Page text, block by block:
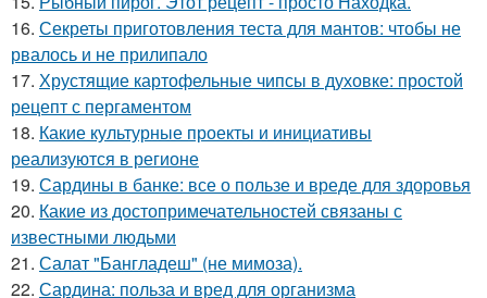
16. Секреты приготовления теста для мантов: чтобы не
рвалось и не прилипало
17. Хрустящие картофельные чипсы в духовке: простой
рецепт с пергаментом
18. Какие культурные проекты и инициативы
реализуются в регионе
19. Сардины в банке: все о пользе и вреде для здоровья
20. Какие из достопримечательностей связаны с
известными людьми
21. Салат "Бангладеш" (не мимоза).
22. Сардина: польза и вред для организма